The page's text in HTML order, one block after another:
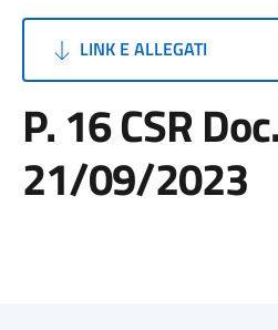
LINK E ALLEGATI
P. 16 CSR
21/09/2023